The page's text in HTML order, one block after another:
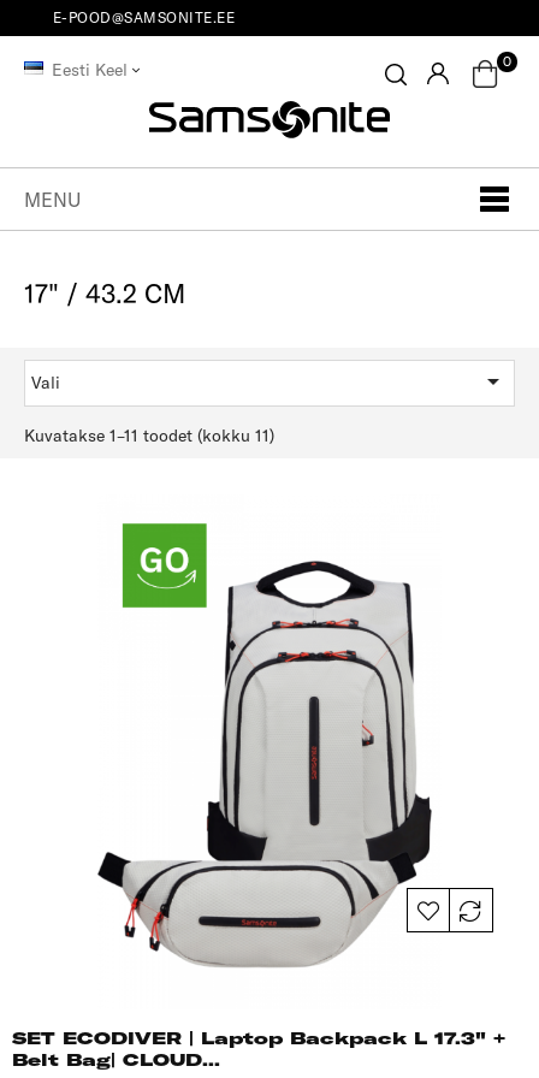
E-POOD@SAMSONITE.EE
Eesti Keel 0
MENU
17" / 43.2 CM
Vali 
Kuvatakse 1–11 toodet (kokku 11)
SET ECODIVER | Laptop Backpack L 17.3" +
Belt Bag| CLOUD...